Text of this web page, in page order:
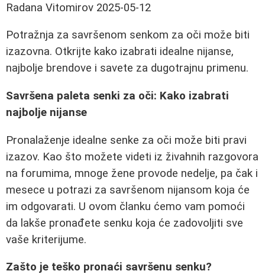
Radana Vitomirov 2025-05-12
Potražnja za savršenom senkom za oči može biti
izazovna. Otkrijte kako izabrati idealne nijanse,
najbolje brendove i savete za dugotrajnu primenu.
Savršena paleta senki za oči: Kako izabrati
najbolje nijanse
Pronalaženje idealne senke za oči može biti pravi
izazov. Kao što možete videti iz živahnih razgovora
na forumima, mnoge žene provode nedelje, pa čak i
mesece u potrazi za savršenom nijansom koja će
im odgovarati. U ovom članku ćemo vam pomoći
da lakše pronađete senku koja će zadovoljiti sve
vaše kriterijume.
Zašto je teško pronaći savršenu senku?